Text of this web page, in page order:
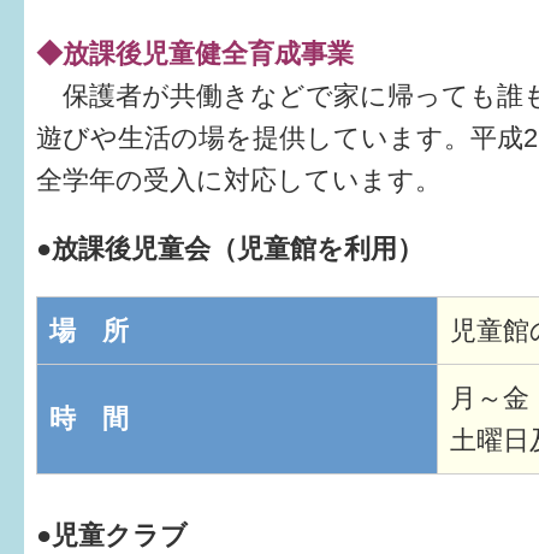
◆放課後児童健全育成事業
保護者が共働きなどで家に帰っても誰
遊びや生活の場を提供しています。平成
全学年の受入に対応しています。
●放課後児童会（児童館を利用）
場 所 児童
時 間
月～
土曜日
●児童クラブ